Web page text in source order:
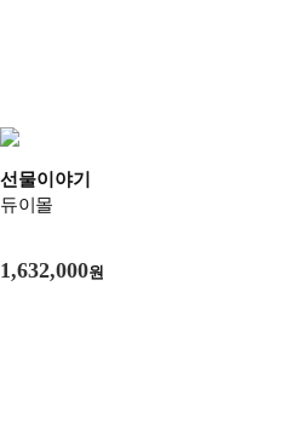
선물이야기
듀이몰
1,632,000원